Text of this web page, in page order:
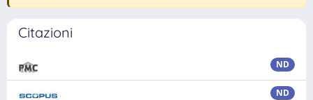
Citazioni
ND
ND